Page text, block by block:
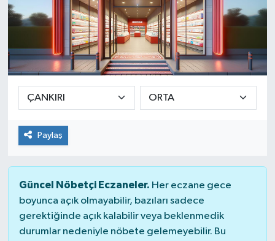
Paylaş
Güncel Nöbetçi Eczaneler. Her eczane gece
boyunca açık olmayabilir, bazıları sadece
gerektiğinde açık kalabilir veya beklenmedik
durumlar nedeniyle nöbete gelemeyebilir. Bu
Tüm Manşetler
Son Dakika Haberleri
Haber Arşivi